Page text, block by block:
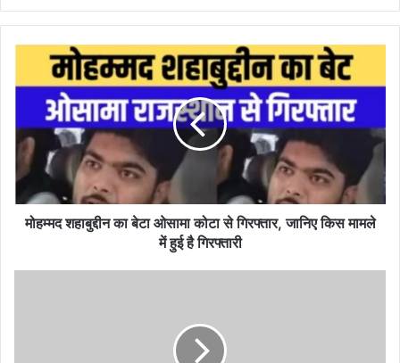
का
ओसामा
कोटा
गिरफ्तार,
जानिए
किस
मोहम्मद शहाबुद्दीन का बेटा ओसामा कोटा से गिरफ्तार, जानिए किस मामले
में हुई है गिरफ्तारी